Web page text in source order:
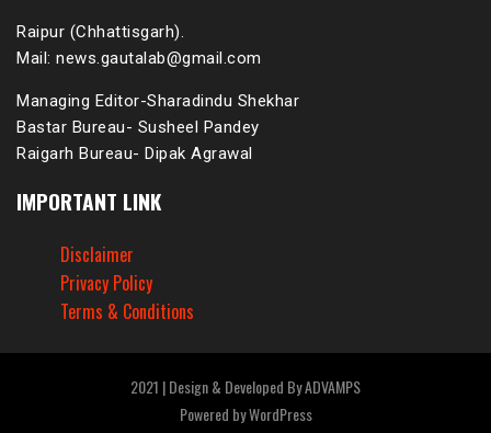
Raipur (Chhattisgarh).
Mail: news.gautalab@gmail.com
Managing Editor-Sharadindu Shekhar
Bastar Bureau- Susheel Pandey
Raigarh Bureau- Dipak Agrawal
IMPORTANT LINK
Disclaimer
Privacy Policy
Terms & Conditions
2021 | Design & Developed By ADVAMPS
Powered byWordPress